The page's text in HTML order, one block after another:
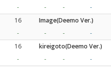
-
- - -
16
Image(Deemo Ver.)
-
- - -
16
kireigoto(Deemo Ver.)
-
- - -